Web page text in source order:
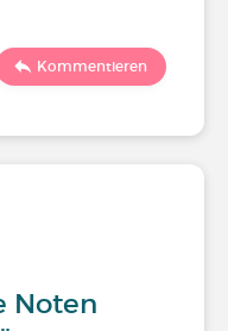
Kommentieren
Noten